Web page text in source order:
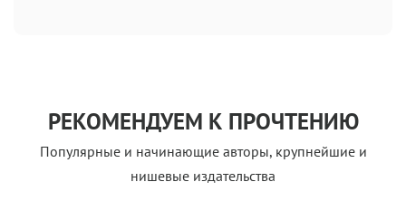
РЕКОМЕНДУЕМ К ПРОЧТЕНИЮ
Популярные и начинающие авторы, крупнейшие и
нишевые издательства